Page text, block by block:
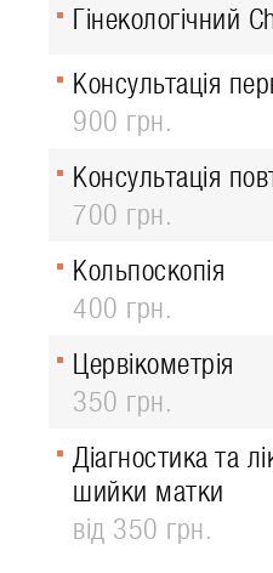
Гінекологічний
Консультація
900 грн.
Консультація
700 грн.
Кольпоскопія
400 грн.
Цервікометрія
350 грн.
Діагностика та
шийки матки
від 350 грн.